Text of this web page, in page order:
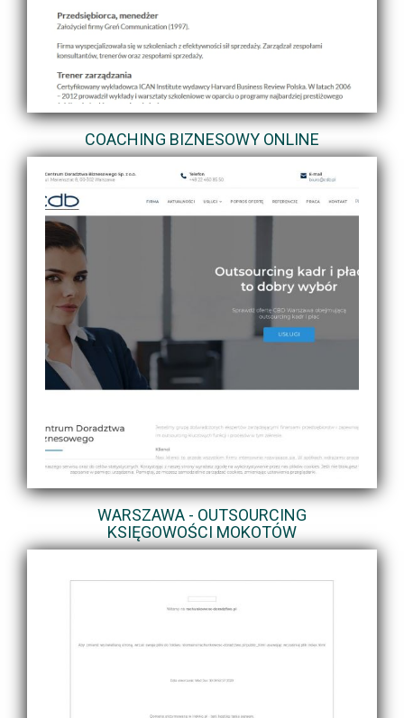
COACHING BIZNESOWY ONLINE
WARSZAWA - OUTSOURCING
KSIĘGOWOŚCI MOKOTÓW